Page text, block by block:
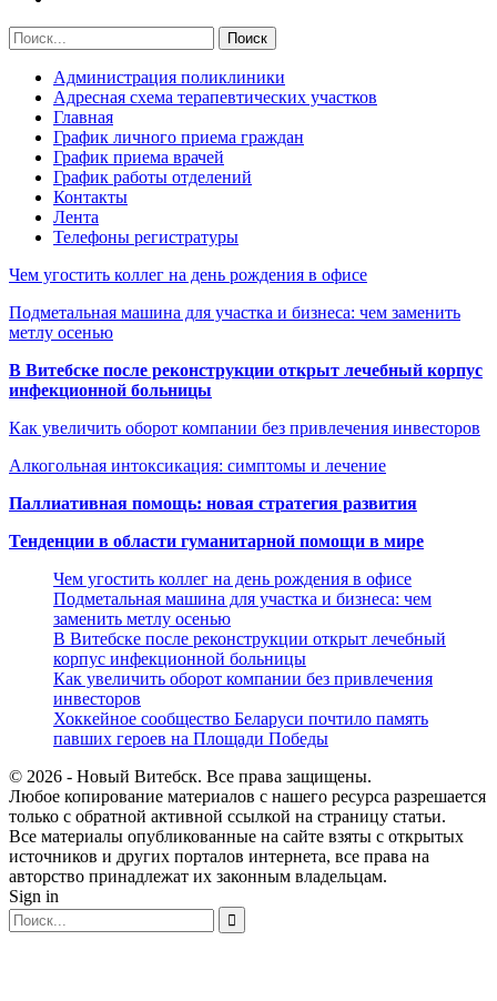
Администрация поликлиники
Адресная схема терапевтических участков
Главная
График личного приема граждан
График приема врачей
График работы отделений
Контакты
Лента
Телефоны регистратуры
Чем угостить коллег на день рождения в офисе
Подметальная машина для участка и бизнеса: чем заменить
метлу осенью
В Витебске после реконструкции открыт лечебный корпус
инфекционной больницы
Как увеличить оборот компании без привлечения инвесторов
Алкогольная интоксикация: симптомы и лечение
Паллиативная помощь: новая стратегия развития
Тенденции в области гуманитарной помощи в мире
Чем угостить коллег на день рождения в офисе
Подметальная машина для участка и бизнеса: чем
заменить метлу осенью
В Витебске после реконструкции открыт лечебный
корпус инфекционной больницы
Как увеличить оборот компании без привлечения
инвесторов
Хоккейное сообщество Беларуси почтило память
павших героев на Площади Победы
© 2026 - Новый Витебск. Все права защищены.
Любое копирование материалов с нашего ресурса разрешается
только с обратной активной ссылкой на страницу статьи.
Все материалы опубликованные на сайте взяты с открытых
источников и других порталов интернета, все права на
авторство принадлежат их законным владельцам.
Sign in